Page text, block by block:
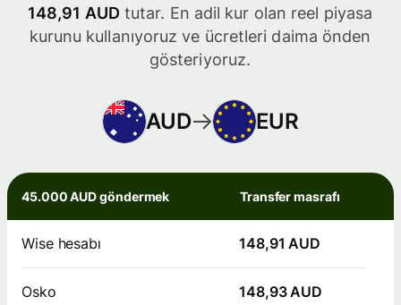
148,91 AUD tutar. En adil kur olan reel piyasa
kurunu kullanıyoruz ve ücretleri daima önden
gösteriyoruz.
AUD EUR
45.000 AUD göndermek Transfer masrafı
Wise hesabı 148,91 AUD
Osko 148,93 AUD